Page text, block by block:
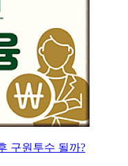
구원투수 될까?